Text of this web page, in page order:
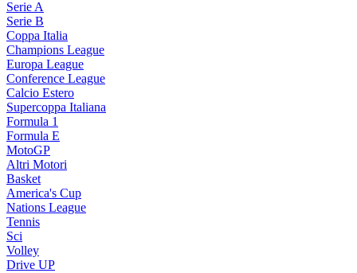
Serie A
Serie B
Coppa Italia
Champions League
Europa League
Conference League
Calcio Estero
Supercoppa Italiana
Formula 1
Formula E
MotoGP
Altri Motori
Basket
America's Cup
Nations League
Tennis
Sci
Volley
Drive UP